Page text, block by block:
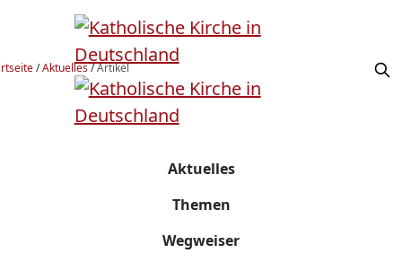
/Aktuelles/Artikel
Aktuelles
Themen
Wegweiser